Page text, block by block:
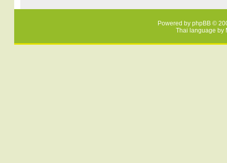
Powered by phpBB ©
Thai language by